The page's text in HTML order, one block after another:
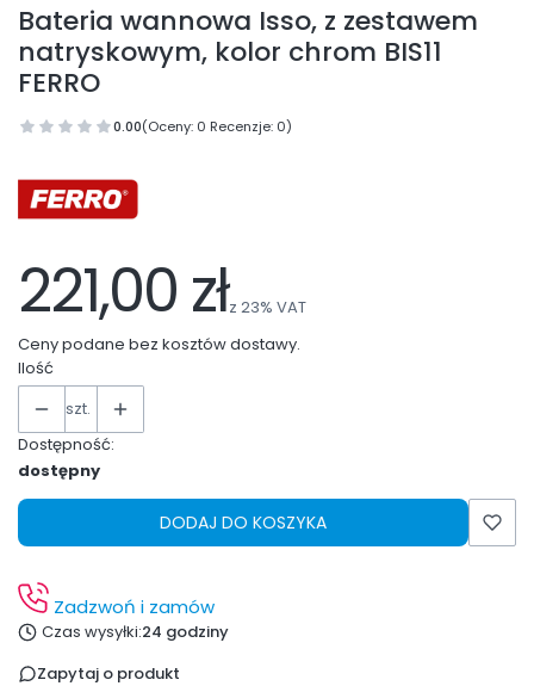
Bateria wannowa Isso, z zestawem
natryskowym, kolor chrom BIS11
FERRO
0.00(Oceny: 0 Recenzje: 0)
221,00 złz 23% VAT
Ceny podane bez kosztów dostawy.
Ilość
szt.
Dostępność:
dostępny
DODAJ DO KOSZYKA
Zadzwoń i zamów
Czas wysyłki:24 godziny
Zapytaj o produkt